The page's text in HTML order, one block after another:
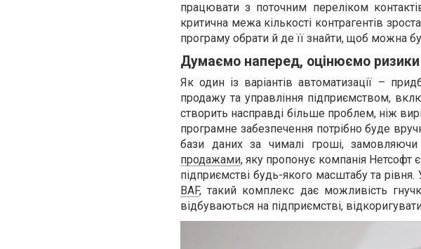
працювати з поточним переліком
критична межа кількості контрагентів
програму обрати й де її знайти, щоб можна
Думаємо наперед, оцінюємо
Як один із варіантів автоматизації –
продажу та управління підприємством,
створить насправді більше проблем, ніж
програмне забезпечення потрібно буде
бази даних за чималі гроші,
продажами, яку пропонує компанія Нетсофт
підприємстві будь-якого масштабу та
BAF, такий комплекс дає можливість
відбуваються на підприємстві,